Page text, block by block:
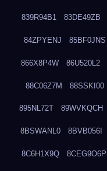
839R94B1 83DE49ZB
84ZPYENJ 85BF0JNS
866X8P4W 86U520L2
88C06Z7M 88SSKI00
895NL72T 89WVKQCH
8BSWANL0 8BVB056I
8C6H1X9Q 8CEG9O6P